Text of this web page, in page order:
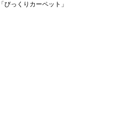
っくりカーペット」